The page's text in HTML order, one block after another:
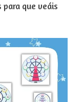
que veáis